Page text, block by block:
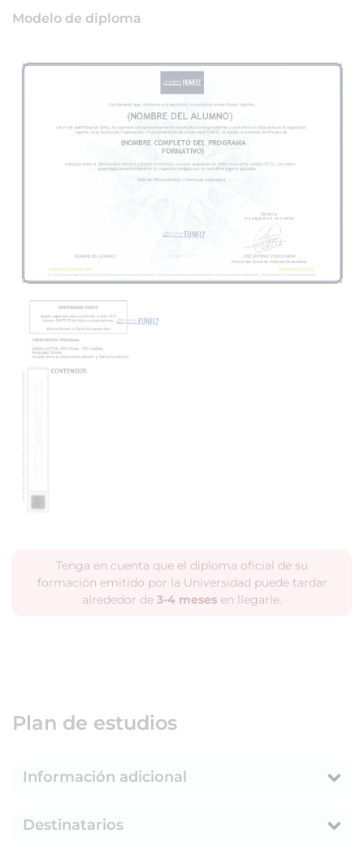
Modelo de diploma
Tenga en cuenta que el diploma oficial de su
formación emitido por la Universidad puede tardar
alrededor de 3-4 meses en llegarle.
Plan de estudios
Información adicional
Destinatarios